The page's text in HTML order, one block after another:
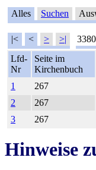
Alles Suchen
|< < > >|
Lfd-
Nr
Seite im
Kirchenbuch
1
267
2
267
3
267
Hinweise